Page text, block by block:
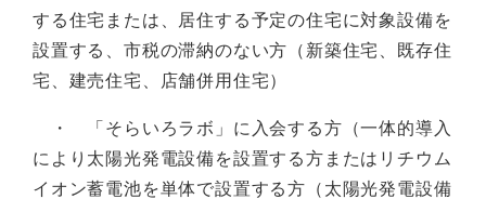
する住宅または、居住する予定の住宅に対象設備を
設置する、市税の滞納のない方（新築住宅、既存住
宅、建売住宅、店舗併用住宅）
・ 「そらいろラボ」に入会する方（一体的導入
により太陽光発電設備を設置する方またはリチウム
イオン蓄電池を単体で設置する方（太陽光発電設備